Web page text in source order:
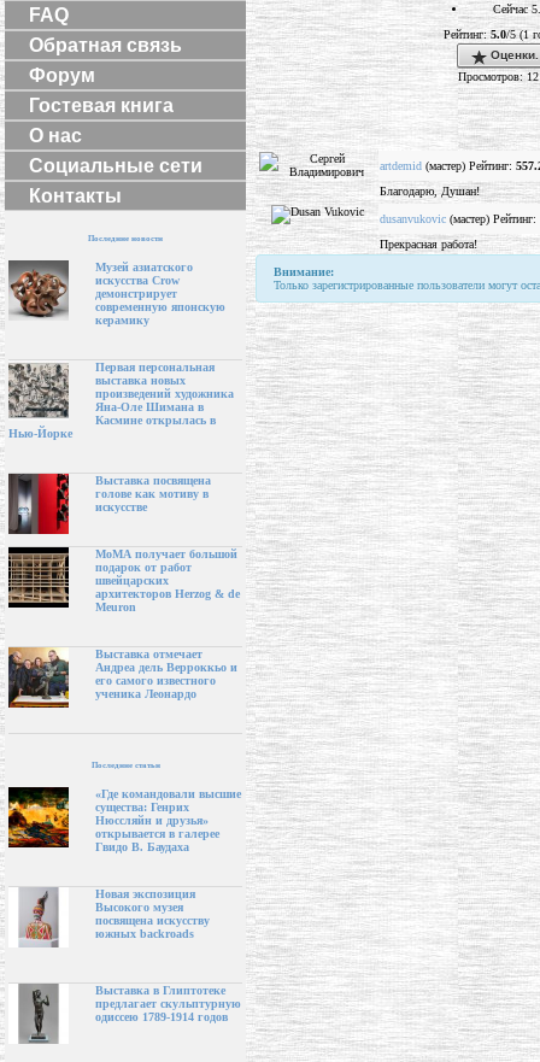
FAQ
Обратная связь
Форум
Гостевая книга
О нас
Социальные сети
Контакты
Последние новости
Музей азиатского
искусства Crow
демонстрирует
современную японскую
керамику
Первая персональная
выставка новых
произведений художника
Яна-Оле Шимана в
Касмине открылась в
Нью-Йорке
Выставка посвящена
голове как мотиву в
искусстве
МоМА получает большой
подарок от работ
швейцарских
архитекторов Herzog & de
Meuron
Выставка отмечает
Андреа дель Верроккьо и
его самого известного
ученика Леонардо
Последние статьи
«Где командовали высшие
существа: Генрих
Нюссляйн и друзья»
открывается в галерее
Гвидо В. Баудаха
Новая экспозиция
Высокого музея
посвящена искусству
южных backroads
Выставка в Глиптотеке
предлагает скульптурную
одиссею 1789-1914 годов
Сейчас
Рейтинг:5.0/5 (1
Оценки.
Просмотров:
artdemid (мастер) Рейтинг:
Благодарю, Душан!
dusanvukovic (мастер) Рейтинг:
Прекрасная работа!
Внимание:
Только зарегистрированные пользователи могут